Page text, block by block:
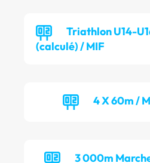
Triathlon U14-
(calculé) / MIF
4 X 60m /
3 000m